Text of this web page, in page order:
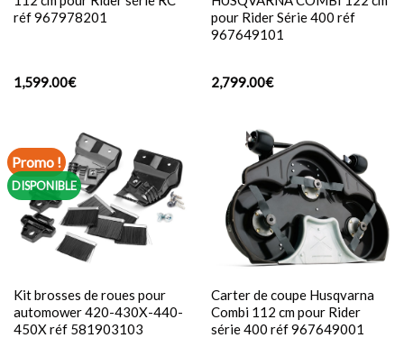
réf 967978201
1,599.00€
pour Rider Série 400 réf
967649101
2,799.00€
Promo !
DISPONIBLE
Kit brosses de roues pour
automower 420-430X-440-
450X réf 581903103
Carter de coupe Husqvarna
Combi 112 cm pour Rider
série 400 réf 967649001